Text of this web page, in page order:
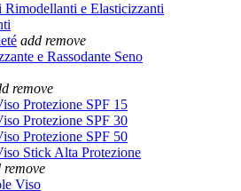
Rimodellanti e Elasticizzanti
add remove
e Rassodante Seno
remove
Protezione SPF 15
Protezione SPF 30
Protezione SPF 50
Stick Alta Protezione
remove
Viso